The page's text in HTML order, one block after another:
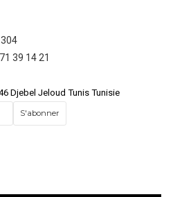
39 14 21
Djebel Jeloud Tunis Tunisie